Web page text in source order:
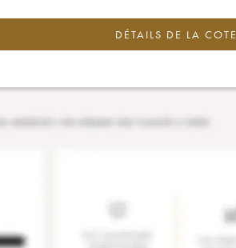
DÉTAILS DE LA COTE